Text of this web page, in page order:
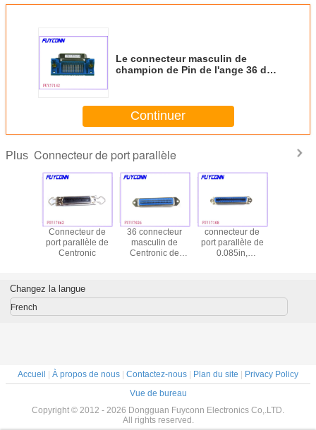
Le connecteur masculin de
champion de Pin de l'ange 36 de
Continuer
Plus Connecteur de port parallèle
Connecteur de
port parallèle de
Centronic
36 connecteur
masculin de
Centronic de
2.16mm,
port parallèle
connecteur de
port parallèle de
0.085in,
Centronic du
ligne centrale
Changez la langue
French
Accueil | À propos de nous | Contactez-nous | Plan du site | Privacy Policy
Vue de bureau
Copyright © 2012 - 2026 Dongguan Fuyconn Electronics Co,.LTD.
All rights reserved.